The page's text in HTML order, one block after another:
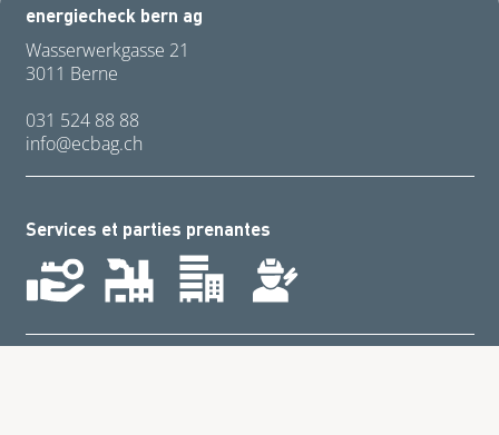
energiecheck bern ag
Wasserwerkgasse 21
3011 Berne
031 524 88 88
nf
cb g ch
Services et parties prenantes